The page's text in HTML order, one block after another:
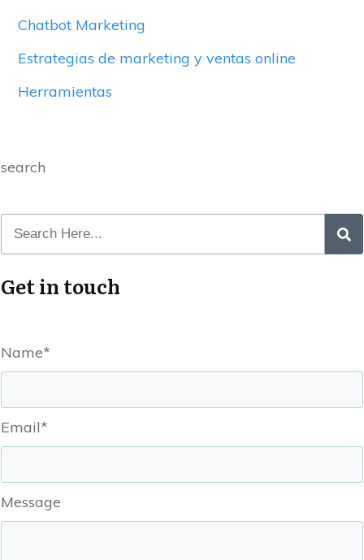
Chatbot Marketing
Estrategias de marketing y ventas online
Herramientas
search
Get in touch
Name*
Email*
Message